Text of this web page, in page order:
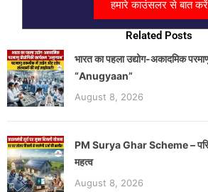
हमारे काउंसलर से बात करें
Related Posts
भारत का पहला उद्योग-अकादमिक परमाणु
“Anugyaan”
August 8, 2026
PM Surya Ghar Scheme –
महत्व
August 8, 2026